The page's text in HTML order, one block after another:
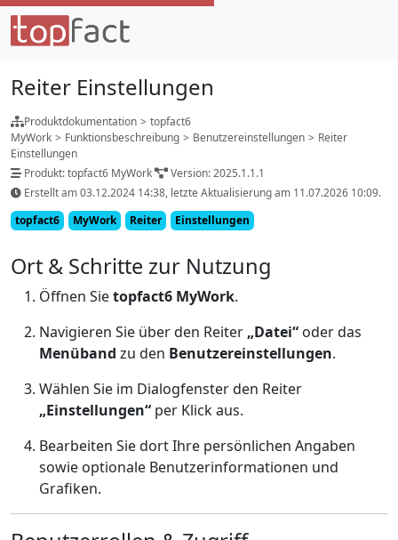
Reiter Einstellungen
Produktdokumentation > topfact6
MyWork > Funktionsbeschreibung > Benutzereinstellungen > Reiter
Einstellungen
Produkt: topfact6 MyWork
Version: 2025.1.1.1
Erstellt am 03.12.2024 14:38, letzte Aktualisierung am 11.07.2026 10:09.
topfact6
MyWork Reiter Einstellungen
Ort & Schritte zur Nutzung
Öffnen Sietopfact6 MyWork.
Navigieren Sie über den Reiter „Datei“ oder das
Menüband zu den Benutzereinstellungen.
Wählen Sie im Dialogfenster den Reiter
„Einstellungen“ per Klick aus.
Bearbeiten Sie dort Ihre persönlichen Angaben
sowie optionale Benutzerinformationen und
Grafiken.